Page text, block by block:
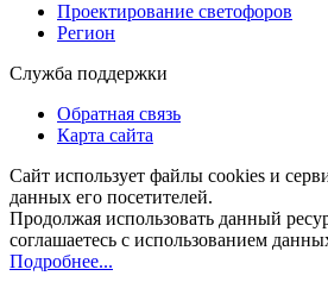
Проектирование светофоров
Регион
Служба поддержки
Обратная связь
Карта сайта
Сайт использует файлы cookies и
данных его посетителей.
Продолжая использовать данный
соглашаетесь с использованием
Подробнее...